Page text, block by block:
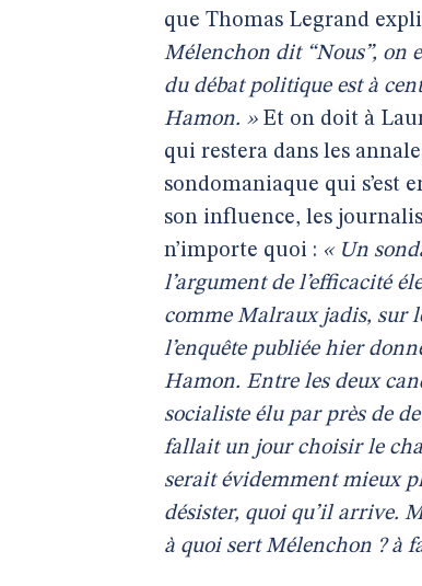
que Thomas Legrand
Mélenchon dit “Nous”, on
du débat politique est à
Hamon. »Et on doit à
qui restera dans les
sondomaniaque qui s’est
son influence, les
n’importe quoi : « Un
l’argument de l’efficacité
comme Malraux jadis, sur
l’enquête publiée hier
Hamon. Entre les deux
socialiste élu par près de
fallait un jour choisir le
serait évidemment mieux
désister, quoi qu’il arrive.
à quoi sert Mélenchon ? à